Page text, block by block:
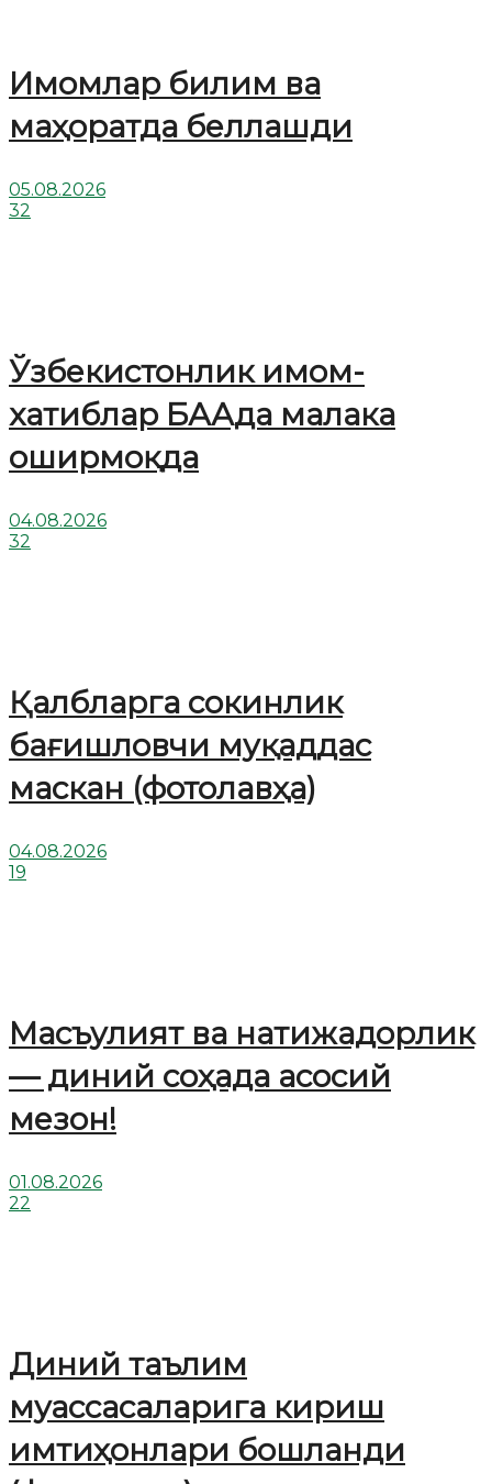
Имомлар билим ва
маҳоратда беллашди
05.08.2026
32
Ўзбекистонлик имом-
хатиблар БААда малака
оширмоқда
04.08.2026
32
Қалбларга сокинлик
бағишловчи муқаддас
маскан (фотолавҳа)
04.08.2026
19
Масъулият ва натижадорлик
— диний соҳада асосий
мезон!
01.08.2026
22
Диний таълим
муассасаларига кириш
имтиҳонлари бошланди